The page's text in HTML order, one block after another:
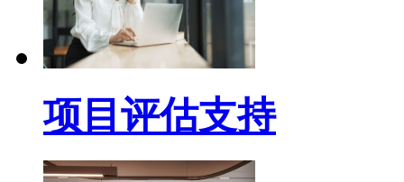
项目评估支持